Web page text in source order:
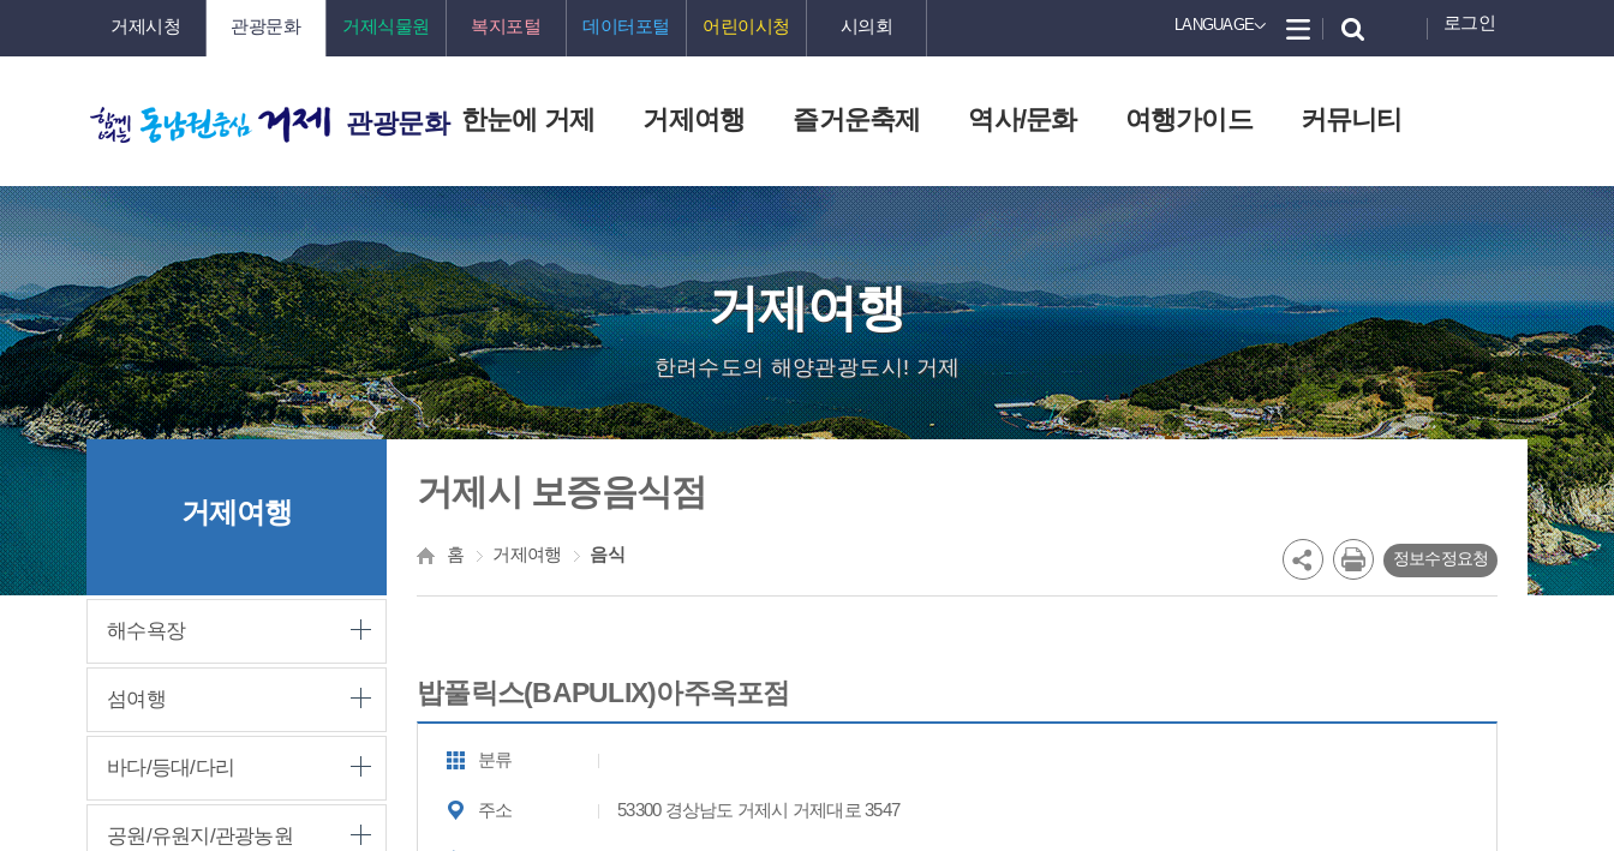
거제시청 관광문화 거제식물원 복지포털 데이터포털 어린이시청 시의회 LANGUAGE 로그인
관광문화 한눈에 거제 거제여행 즐거운축제 역사/문화 여행가이드 커뮤니티
거제여행
한려수도의 해양관광도시! 거제
거제여행
해수욕장
섬여행
바다/등대/다리
공원/유원지/관광농원
거제시 보증음식점
홈 거제여행 음식 정보수정요청
밥풀릭스(BAPULIX)아주옥포점
분류
주소 53300 경상남도 거제시 거제대로 3547